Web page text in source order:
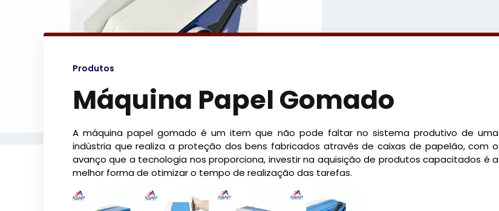
Produtos
Máquina Papel Gomado
A máquina papel gomado é um item que não pode faltar no sistema produtivo de uma
indústria que realiza a proteção dos bens fabricados através de caixas de papelão, com o
avanço que a tecnologia nos proporciona, investir na aquisição de produtos capacitados é a
melhor forma de otimizar o tempo de realização das tarefas.